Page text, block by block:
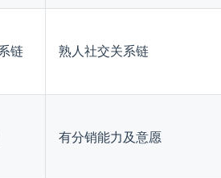
链 熟人社交关系链
有分销能力及意愿